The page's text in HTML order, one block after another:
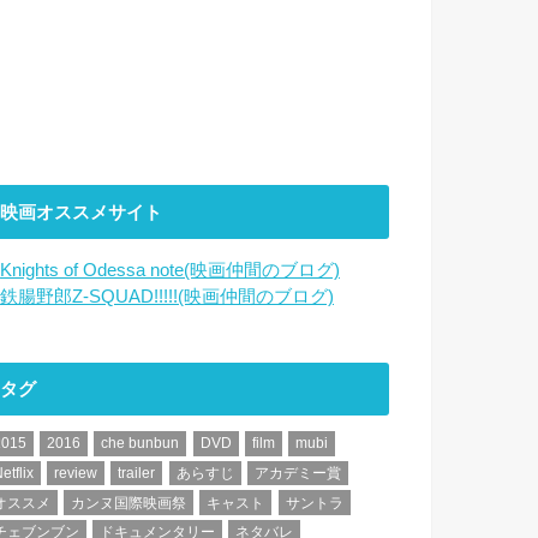
映画オススメサイト
Knights of Odessa note(映画仲間のブログ)
鉄腸野郎Z-SQUAD!!!!!(映画仲間のブログ)
タグ
2016 che bunbun DVD film
mubi
review trailer あらすじ
アカデミー賞
ススメ
カンヌ国際映画祭 キャスト
サントラ
ェブンブン
ドキュメンタリー
ネタバレ